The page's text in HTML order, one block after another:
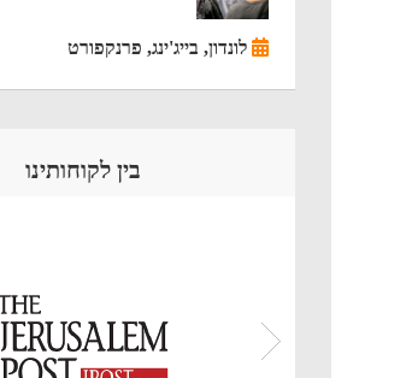
לונדון, בייג'ינג, פרנקפורט
בין לקוחותינו